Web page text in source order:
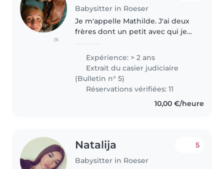
(1)
Babysitter in Roeser
Je m'appelle Mathilde. J'ai deux
frères dont un petit avec qui je
J'aime beaucoup travailler avec
les enfants. J'ai commencé le
babysitting y'a 4 ans en gardant..
Expérience: > 2 ans
Extrait du casier judiciaire
(Bulletin n° 5)
Réservations vérifiées: 11
10,00 €/heure
Natalija
Babysitter in Roeser
5